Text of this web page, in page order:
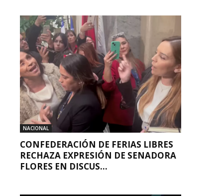
NACIONAL
CONFEDERACIÓN DE FERIAS LIBRES
RECHAZA EXPRESIÓN DE SENADORA
FLORES EN DISCUS...